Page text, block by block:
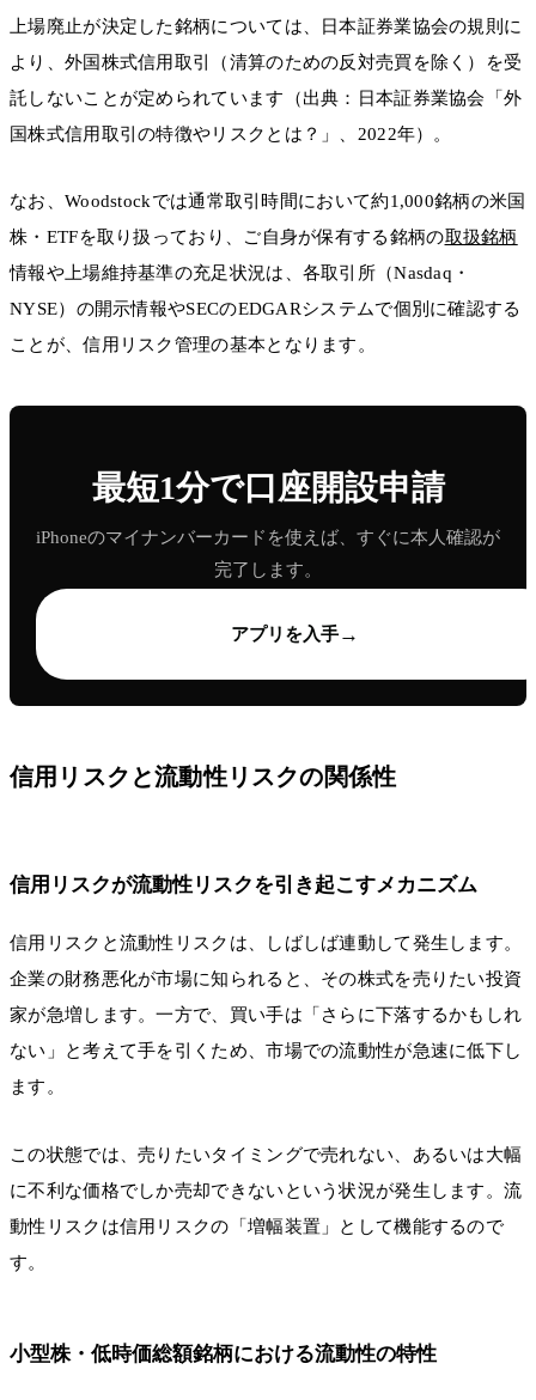
上場廃止が決定した銘柄については、日本証券業協会の規則に
より、外国株式信用取引（清算のための反対売買を除く）を受
託しないことが定められています（出典：日本証券業協会「外
国株式信用取引の特徴やリスクとは？」、2022年）。
なお、Woodstockでは通常取引時間において約1,000銘柄の米国
株・ETFを取り扱っており、ご自身が保有する銘柄の取扱銘柄
情報や上場維持基準の充足状況は、各取引所（Nasdaq・
NYSE）の開示情報やSECのEDGARシステムで個別に確認する
ことが、信用リスク管理の基本となります。
最短1分で口座開設申請
iPhoneのマイナンバーカードを使えば、すぐに本人確認が
完了します。
アプリを入手→
信用リスクと流動性リスクの関係性
信用リスクが流動性リスクを引き起こすメカニズム
信用リスクと流動性リスクは、しばしば連動して発生します。
企業の財務悪化が市場に知られると、その株式を売りたい投資
家が急増します。一方で、買い手は「さらに下落するかもしれ
ない」と考えて手を引くため、市場での流動性が急速に低下し
ます。
この状態では、売りたいタイミングで売れない、あるいは大幅
に不利な価格でしか売却できないという状況が発生します。流
動性リスクは信用リスクの「増幅装置」として機能するので
す。
小型株・低時価総額銘柄における流動性の特性